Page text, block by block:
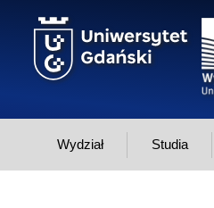
Wydział Studia